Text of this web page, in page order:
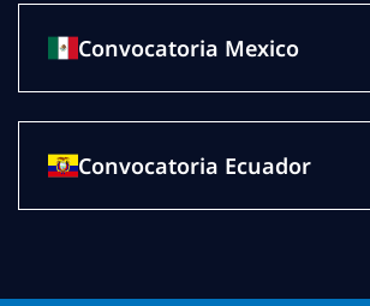
Convocatoria Mexico
Convocatoria Ecuador